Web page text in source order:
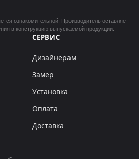
ознакомительной. Производитель оставляет
в конструкцию выпускаемой продукции.
СЕРВИС
Дизайнерам
Замер
Установка
Оплата
Доставка